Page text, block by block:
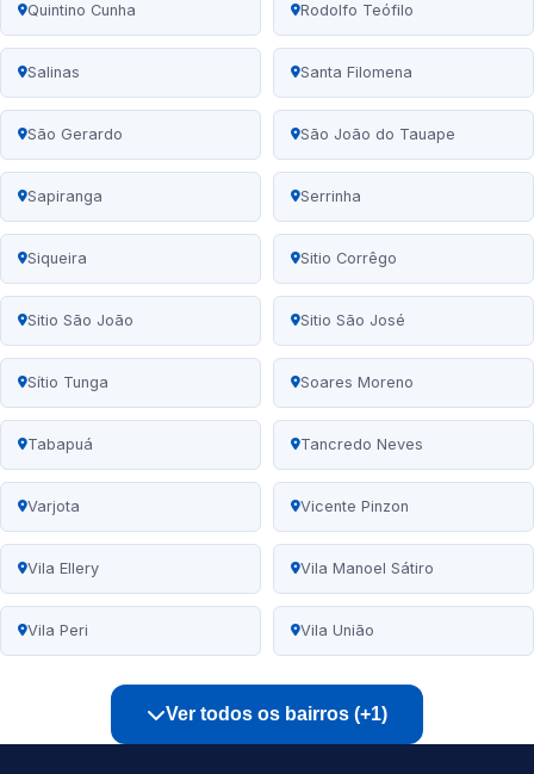
Quintino Cunha Rodolfo Teófilo
Salinas Santa Filomena
São Gerardo São João do Tauape
Sapiranga Serrinha
Siqueira Sitio Corrêgo
Sitio São João Sitio São José
Sítio Tunga Soares Moreno
Tabapuá Tancredo Neves
Varjota Vicente Pinzon
Vila Ellery Vila Manoel Sátiro
Vila Peri Vila União
Ver todos os bairros (+1)